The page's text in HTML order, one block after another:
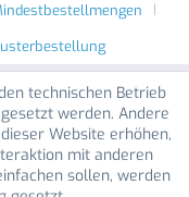
technischen Betrieb
werden. Andere
Website erhöhen,
mit anderen
sollen, werden